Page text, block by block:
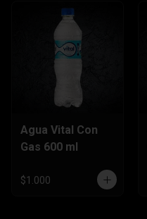
Agua Vital Con
Gas 600 ml
$1.000